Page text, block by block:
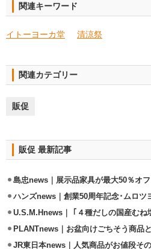
関連キーワード
イトーヨーカ堂 清涼祭
関連カテゴリー
販促
販促 最新記事